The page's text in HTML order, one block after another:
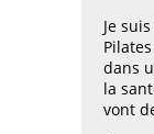
Je
dans
la
vont